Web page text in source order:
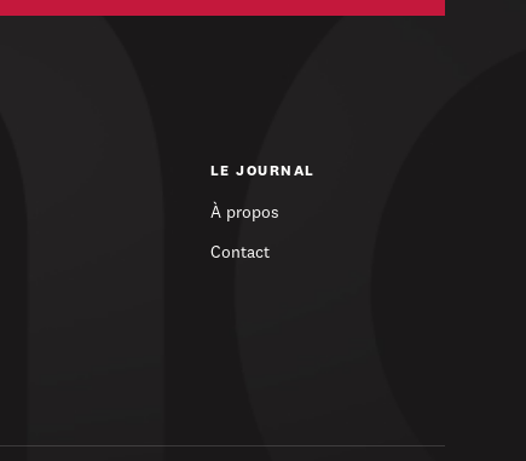
LE JOURNAL
À propos
Contact